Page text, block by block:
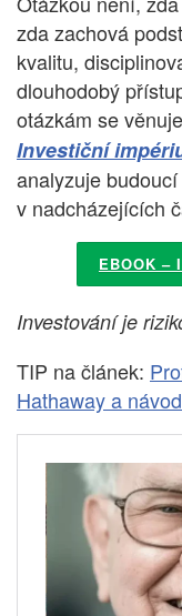
zda zachová
kvalitu,
dlouhodobý
otázkám se
Investiční
analyzuje
v nadcházejících
EBOOK –
Investování je
TIP na článek:
Hathaway a